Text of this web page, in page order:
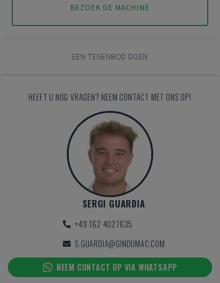
BEZOEK DE MACHINE
EEN TEGENBOD DOEN
HEEFT U NOG VRAGEN? NEEM CONTACT MET ONS OP!
SERGI GUARDIA
+49 162 4027635
S.GUARDIA@GINDUMAC.COM
NEEM CONTACT OP VIA WHATSAPP